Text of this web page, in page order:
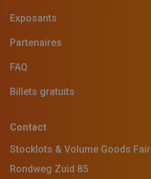
Exposants
Partenaires
FAQ
Billets gratuits
Contact
Stocklots & Volume Goods Fair
Rondweg Zuid 85